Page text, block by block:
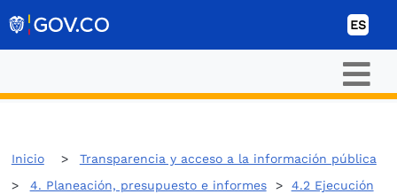
ES
Inicio
Transparencia y acceso a la información pública
4. Planeación, presupuesto e informes> 4.2 Ejecución